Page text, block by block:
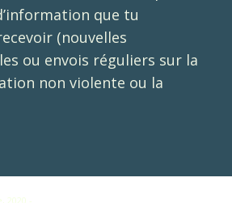
que tu
(nouvelles
ou envois réguliers sur la
non violente ou la
2020 -